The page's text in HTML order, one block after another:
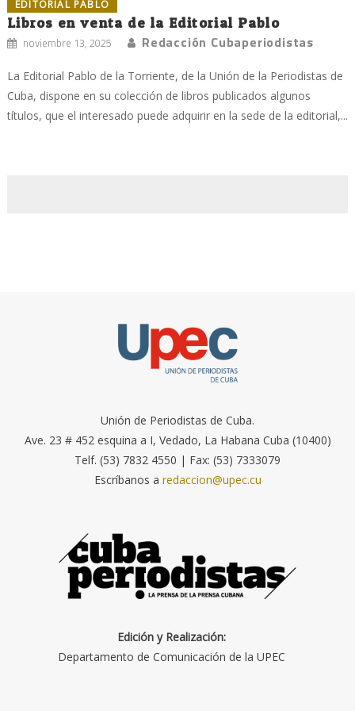
EDITORIAL PABLO
Libros en venta de la Editorial Pablo
noviembre 13, 2025 Redacción Cubaperiodistas
La Editorial Pablo de la Torriente, de la Unión de la Periodistas de
Cuba, dispone en su colección de libros publicados algunos
títulos, que el interesado puede adquirir en la sede de la editorial,...
Unión de Periodistas de Cuba.
Ave. 23 # 452 esquina a I, Vedado, La Habana Cuba (10400)
Telf. (53) 7832 4550 | Fax: (53) 7333079
Escríbanos a redaccion@upec.cu
Edición y Realización:
Departamento de Comunicación de la UPEC